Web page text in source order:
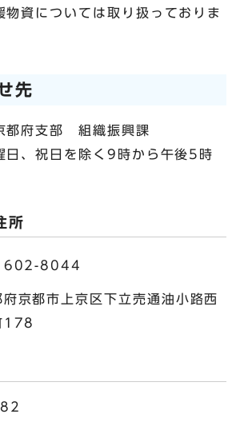
物資については取り扱っておりま
先
都府支部 組織振興課
日、祝日を除く9時から午後5時
所
602-8044
京都市上京区下立売通油小路西
178